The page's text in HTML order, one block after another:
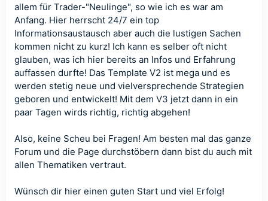
allem für Trader-"Neulinge", so wie ich es war am
Anfang. Hier herrscht 24/7 ein top
Informationsaustausch aber auch die lustigen Sachen
kommen nicht zu kurz! Ich kann es selber oft nicht
glauben, was ich hier bereits an Infos und Erfahrung
auffassen durfte! Das Template V2 ist mega und es
werden stetig neue und vielversprechende Strategien
geboren und entwickelt! Mit dem V3 jetzt dann in ein
paar Tagen wirds richtig, richtig abgehen!
Also, keine Scheu bei Fragen! Am besten mal das ganze
Forum und die Page durchstöbern dann bist du auch mit
allen Thematiken vertraut.
Wünsch dir hier einen guten Start und viel Erfolg!